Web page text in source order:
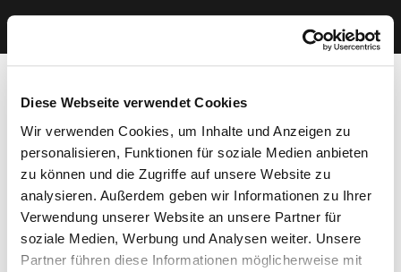
Diese Webseite verwendet Cookies
Wir verwenden Cookies, um Inhalte und Anzeigen zu
personalisieren, Funktionen für soziale Medien anbieten
zu können und die Zugriffe auf unsere Website zu
analysieren. Außerdem geben wir Informationen zu Ihrer
Verwendung unserer Website an unsere Partner für
soziale Medien, Werbung und Analysen weiter. Unsere
Partner führen diese Informationen möglicherweise mit